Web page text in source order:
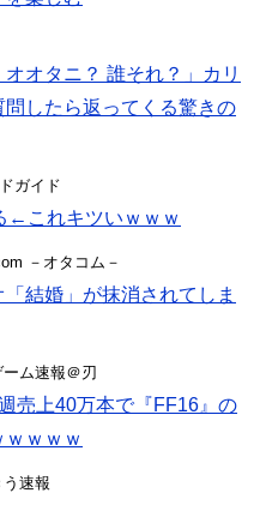
オオタニ？ 誰それ？」カリ
したら返ってくる驚きの
ガイド
←これキツいｗｗｗ
－オタコム－
「結婚」が抹消されてしま
ム速報＠刃
売上40万本で『FF16』の
ｗｗｗ
速報